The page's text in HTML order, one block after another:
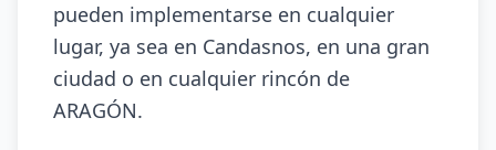
pueden implementarse en cualquier
lugar, ya sea en Candasnos, en una gran
ciudad o en cualquier rincón de
ARAGÓN.